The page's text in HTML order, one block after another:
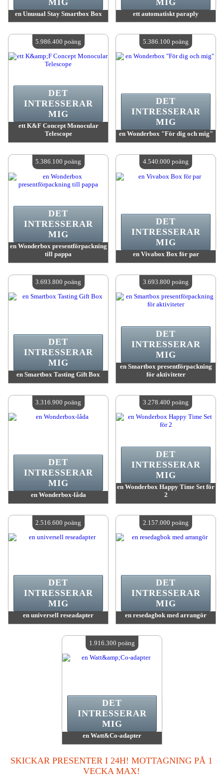
en Unusual Stay Smartbox Box
Antal tillgängliga:4
ett automatiskt paraply
Antal tillgängliga:4
ett K&F Concept Monocular
Telescope
Antal tillgängliga:4
DET
INTRESSERAR
MIG
5.986.400 poäng
en Wonderbox "För dig och mig"
Antal tillgängliga:4
DET
INTRESSERAR
MIG
5.386.100 poäng
en Wonderbox presentförpackning
till pappa
Antal tillgängliga:4
DET
INTRESSERAR
MIG
5.386.100 poäng
en Vivabox Box för par
Antal tillgängliga:4
DET
INTRESSERAR
MIG
4.540.000 poäng
en Smartbox Tasting Gift Box
Antal tillgängliga:4
DET
INTRESSERAR
MIG
3.693.800 poäng
en Smartbox presentförpackning
för aktiviteter
Antal tillgängliga:4
DET
INTRESSERAR
MIG
3.693.800 poäng
en Wonderbox-låda
Antal tillgängliga:4
DET
INTRESSERAR
MIG
3.316.900 poäng
en Wonderbox Happy Time Set för
2
Antal tillgängliga:4
DET
INTRESSERAR
MIG
3.278.400 poäng
en universell reseadapter
Antal tillgängliga:4
DET
INTRESSERAR
MIG
2.516.600 poäng
en resedagbok med arrangör
Antal tillgängliga:
DET
INTRESSERAR
MIG
2.157.000 poäng
en Watt&Co-adapter
DET
INTRESSERAR
MIG
1.916.300 poäng
SKICKAR PRESENTER I 24H! MOTTAGNING PÅ 1
VECKA MAX!